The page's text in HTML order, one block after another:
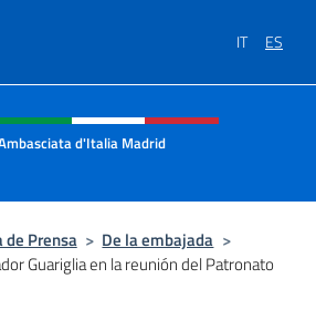
IT ES
del sitio web,
d'Italia Madrid
de Prensa > De la embajada >
Guariglia en la reunión del Patronato